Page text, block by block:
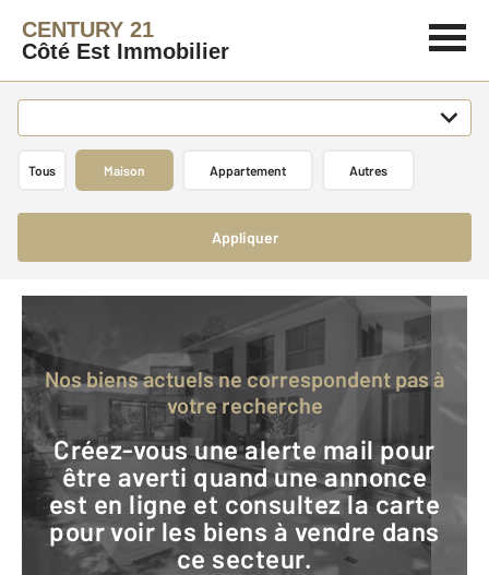
CENTURY 21
Côté Est Immobilier
Tous Maison Appartement Autres
Appliquer
Nos biens actuels ne correspondent pas à
votre recherche
Créez-vous une alerte mail pour
être averti quand une annonce
est en ligne et consultez la carte
pour voir les biens à vendre dans
ce secteur.